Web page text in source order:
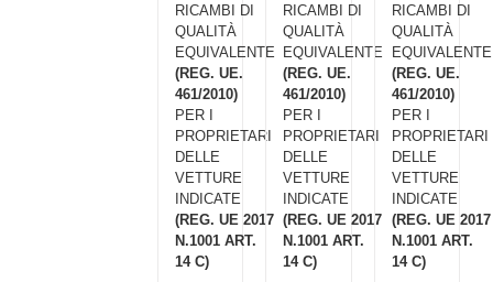
RICAMBI DI
QUALITÀ
EQUIVALENTE
(REG. UE.
461/2010)
PER I
PROPRIETARI
DELLE
VETTURE
INDICATE
(REG. UE 2017
N.1001 ART.
14 C)
RICAMBI DI
QUALITÀ
EQUIVALENTE
(REG. UE.
461/2010)
PER I
PROPRIETARI
DELLE
VETTURE
INDICATE
(REG. UE 2017
N.1001 ART.
14 C)
RICAMBI DI
QUALITÀ
EQUIVALENTE
(REG. UE.
461/2010)
PER I
PROPRIETARI
DELLE
VETTURE
INDICATE
(REG. UE 2017
N.1001 ART.
14 C)